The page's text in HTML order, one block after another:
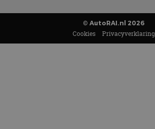
© AutoRAI.nl 2026
Cookies Privacyverklaring